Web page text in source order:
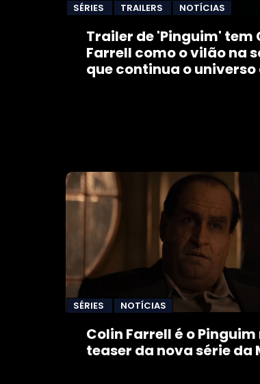
SÉRIES TRAILERS NOTÍCIAS
Trailer de 'Pinguim' tem
Farrell como o vilão na
que continua o universo
SÉRIES NOTÍCIAS
Colin Farrell é o Pinguim
teaser da nova série da